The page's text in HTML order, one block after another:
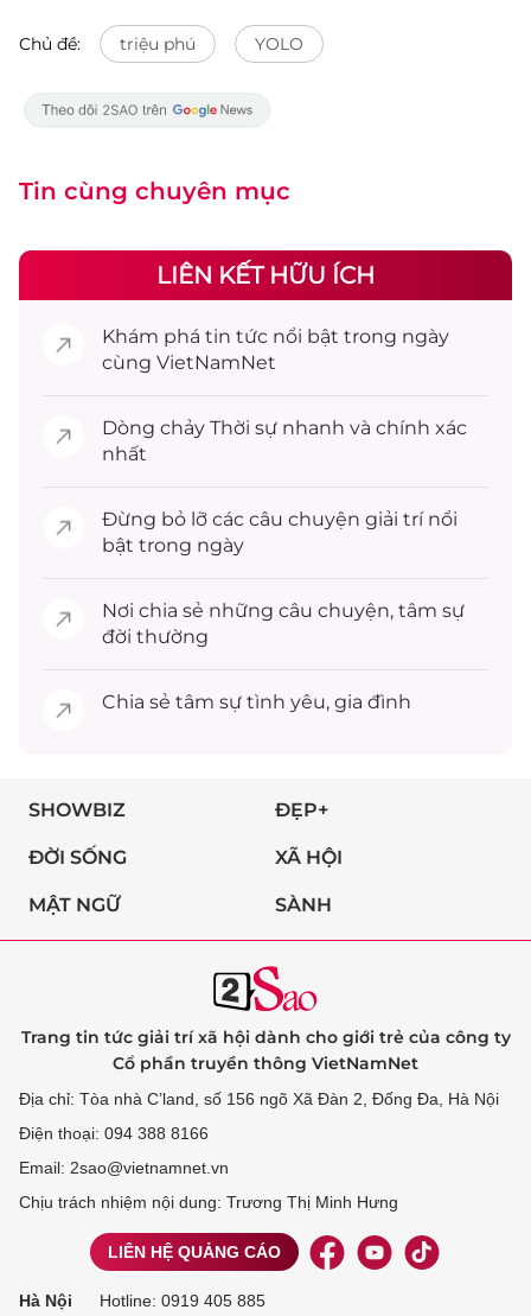
Chủ đề: triệu phú YOLO
Tin cùng chuyên mục
LIÊN KẾT HỮU ÍCH
Khám phá tin tức nổi bật trong ngày
cùng VietNamNet
Dòng chảy Thời sự nhanh và chính xác
nhất
Đừng bỏ lỡ các câu chuyện giải trínổi
bật trong ngày
Nơi chia sẻ những câu chuyện, tâm sự
đời thường
Chia sẻ tâm sự tình yêu, gia đình
SHOWBIZ ĐẸP+
ĐỜI SỐNG XÃ HỘI
MẬT NGỮ SÀNH
Trang tin tức giải trí xã hội dành cho giới trẻ của công ty
Cổ phần truyền thông VietNamNet
Địa chỉ: Tòa nhà C’land, số 156 ngõ Xã Đàn 2, Đống Đa, Hà Nội
Điện thoại: 094 388 8166
Email: 2sao@vietnamnet.vn
Chịu trách nhiệm nội dung: Trương Thị Minh Hưng
LIÊN HỆ QUẢNG CÁO
Hà Nội Hotline: 0919 405 885